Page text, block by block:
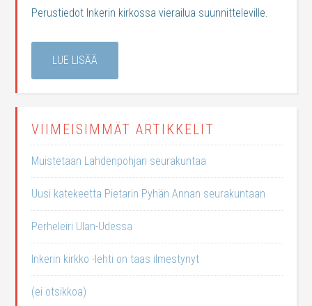
Perustiedot Inkerin kirkossa vierailua suunnitteleville.
LUE LISÄÄ
VIIMEISIMMÄT ARTIKKELIT
Muistetaan Lahdenpohjan seurakuntaa
Uusi katekeetta Pietarin Pyhän Annan seurakuntaan
Perheleiri Ulan-Udessa
Inkerin kirkko -lehti on taas ilmestynyt
(ei otsikkoa)